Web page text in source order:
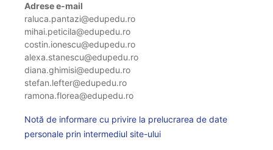
Adrese e-mail
raluca.pantazi@edupedu.ro
mihai.peticila@edupedu.ro
costin.ionescu@edupedu.ro
alexa.stanescu@edupedu.ro
diana.ghimisi@edupedu.ro
stefan.lefter@edupedu.ro
ramona.florea@edupedu.ro
Notă de informare cu privire la prelucrarea de date
personale prin intermediul site-ului